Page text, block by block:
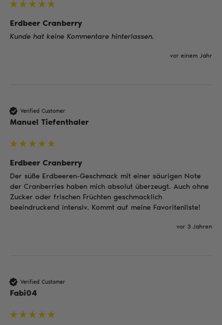
Erdbeer Cranberry
Kunde hat keine Kommentare hinterlassen.
vor einem Jahr
Verified Customer
Manuel Tiefenthaler
Erdbeer Cranberry
Der süße Erdbeeren-Geschmack mit einer säurigen Note
der Cranberries haben mich absolut überzeugt. Auch ohne
Zucker oder frischen Früchten geschmacklich
beeindruckend intensiv. Kommt auf meine Favoritenliste!
vor 3 Jahren
Verified Customer
Fabi04